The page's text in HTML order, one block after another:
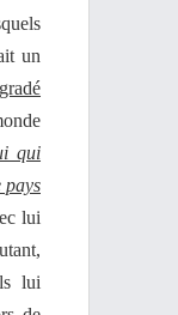
un
qui
pays
lui
lui